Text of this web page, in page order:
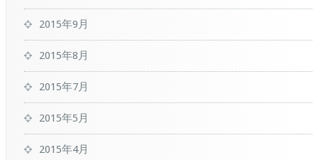
2015年9月
2015年8月
2015年7月
2015年5月
2015年4月